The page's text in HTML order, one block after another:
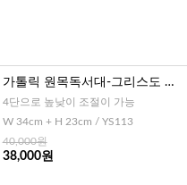
가톨릭 원목독서대-그리스도 우
리의평화
4단으로 높낮이 조절이 가능
W 34cm + H 23cm / YS113
40,000원
38,000원